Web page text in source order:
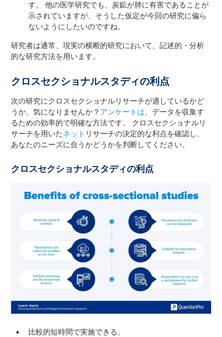
す。 他の医学研究でも、炭鉱が肺に有害であることが
示されていますが、そうした仮定が今回の研究に偏ら
ないようにしたいのですね。
研究者は通常、現実の横断的研究において、記述的・分析
的な研究方法を用います。
クロスセクショナルスタディの利点
次の研究にクロスセクショナルリサーチが適しているかど
うか、気になりませんか？ アンケートは、データを収集す
るための効率的で明確な方法です。 クロスセクショナルリ
サーチを用いたネット リサーチの決定的な利点を確認し、
あなたのニーズに合うかどうかを判断してください。
クロスセクショナルスタディの利点
比較的短時間で実施できる。